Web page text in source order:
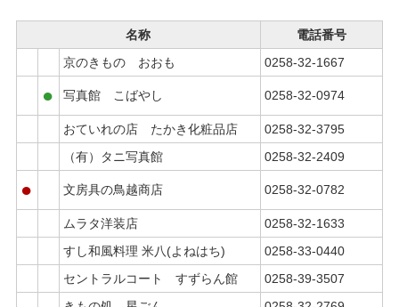
名称
電話番号
京のきもの おおも
0258-32-1667
● 写真館 こばやし 0258-32-0974
おていれの店 たかき化粧品店
0258-32-3795
（有）タニ写真館
0258-32-2409
● 文房具の鳥越商店 0258-32-0782
ムラタ洋装店
0258-32-1633
すし和風料理 米八(よねはち)
0258-33-0440
セントラルコート すずらん館
0258-39-3507